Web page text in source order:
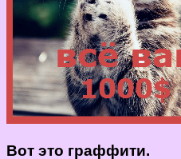
Вот это граффити.